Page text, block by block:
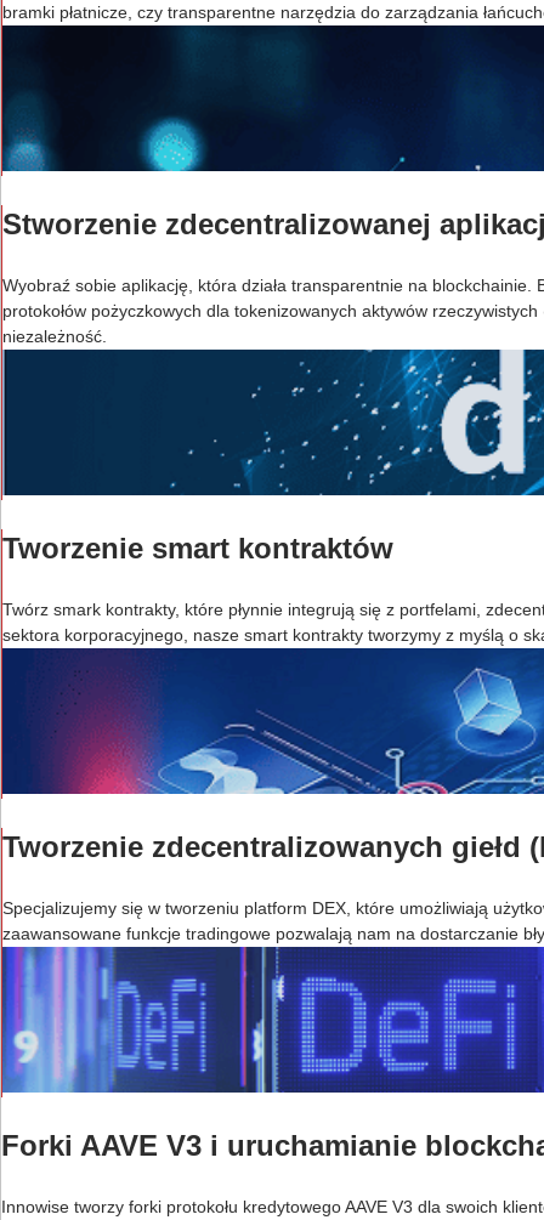
bramki płatnicze, czy transparentne narzędzia do zarządzania
Stworzenie zdecentralizowanej
Wyobraź sobie aplikację, która działa transparentnie na
protokołów pożyczkowych dla tokenizowanych aktywów
niezależność.
Tworzenie smart kontraktów
Twórz smark kontrakty, które płynnie integrują się z portfelami,
sektora korporacyjnego, nasze smart kontrakty tworzymy z myślą o
Tworzenie zdecentralizowanych giełd
Specjalizujemy się w tworzeniu platform DEX, które umożliwiają
zaawansowane funkcje tradingowe pozwalają nam na dostarczanie
Forki AAVE V3 i uruchamianie
Innowise tworzy forki protokołu kredytowego AAVE V3 dla swoich